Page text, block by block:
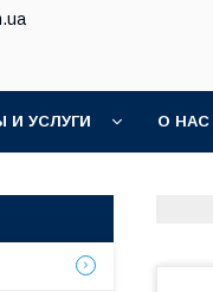
И УСЛУГИ О НАС